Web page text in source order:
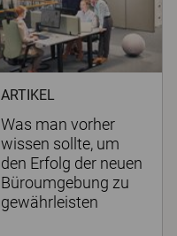
ARTIKEL
Was man vorher
wissen sollte, um
den Erfolg der neuen
Büroumgebung zu
gewährleisten